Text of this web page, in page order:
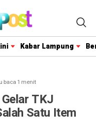
Kabar Lampung
baca 1 menit
TKJ
Satu Item